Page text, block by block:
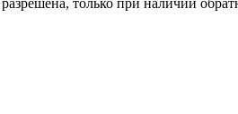
разрешена, только при наличии